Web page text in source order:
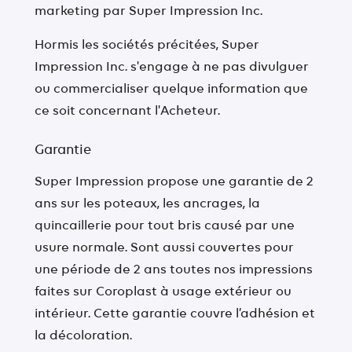
marketing par Super Impression Inc.
Hormis les sociétés précitées, Super
Impression Inc. s'engage à ne pas divulguer
ou commercialiser quelque information que
ce soit concernant l'Acheteur.
Garantie
Super Impression propose une garantie de 2
ans sur les poteaux, les ancrages, la
quincaillerie pour tout bris causé par une
usure normale. Sont aussi couvertes pour
une période de 2 ans toutes nos impressions
faites sur Coroplast à usage extérieur ou
intérieur. Cette garantie couvre l’adhésion et
la décoloration.